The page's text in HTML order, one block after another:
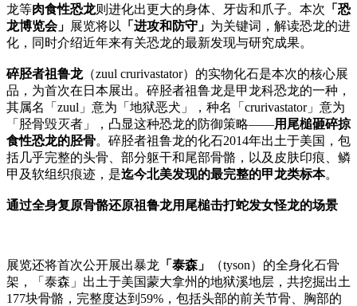
龙等肉食性恐龙则进化出更大的身体、牙齿和爪子。本次 「恐
龙博览会」 展览将以 「进攻和防守」 为关键词，解读恐龙的进
化，同时介绍近年来有关恐龙的最新发现与研究成果。
碎胫者祖鲁龙（zuul crurivastator）的实物化石是本次的核心展
品，为首次在日本展出。碎胫者祖鲁龙是甲龙科恐龙的一种，
其属名「zuul」意为「地狱恶犬」，种名「crurivastator」意为
「胫骨毁灭者」，凸显这种恐龙的防御策略――用尾槌砸碎掠
食性恐龙的胫骨。碎胫者祖鲁龙的化石2014年出土于美国，包
括几乎完整的头骨、部分躯干和尾部骨骼，以及皮肤印痕、鳞
甲及软组织痕迹，是迄今北美发现的最完整的甲龙类标本。
通过全身复原骨骼还原祖鲁龙用尾槌击打蛇发女怪龙的场景
展览还将首次公开展出暴龙 「泰森」
（tyson）的全身化石骨
架，「泰森」出土于美国蒙大拿州的地狱溪地层，共挖掘出土
177块骨骼，完整度达到59%，包括头部的前关节骨、胸部的